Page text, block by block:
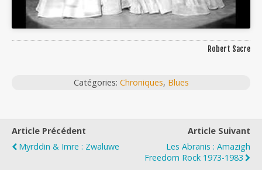
Robert Sacre
Catégories: Chroniques, Blues
Article Précédent
Myrddin & Imre : Zwaluwe
Article Suivant
Les Abranis : Amazigh
Freedom Rock 1973-1983